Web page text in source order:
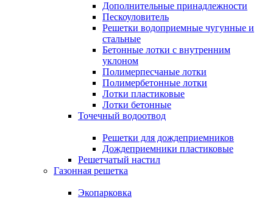
Дополнительные принадлежности
Пескоуловитель
Решетки водоприемные чугунные и
стальные
Бетонные лотки с внутренним
уклоном
Полимерпесчаные лотки
Полимербетонные лотки
Лотки пластиковые
Лотки бетонные
Точечный водоотвод
Решетки для дождеприемников
Дождеприемники пластиковые
Решетчатый настил
Газонная решетка
Экопарковка